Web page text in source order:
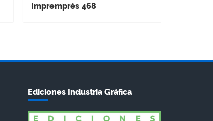
Impremprés 468
Ediciones Industria Gráfica